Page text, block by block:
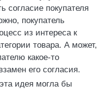
согласие покупателя
покупатель
из интереса к
товара. А может,
какое-то
его согласия.
идея могла бы